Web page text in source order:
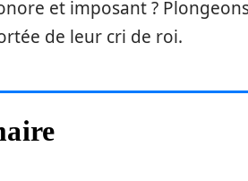
et imposant ?
de leur cri de roi.